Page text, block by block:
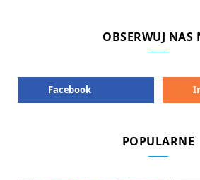
OBSERWUJ NAS
Facebook
POPULARNE